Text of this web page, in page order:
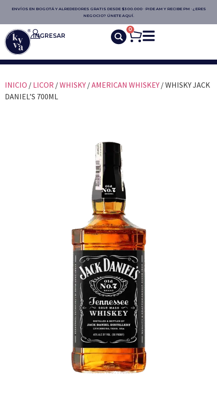
ENVÍOS EN BOGOTÁ Y ALREDEDORES GRATIS DESDE $300.000 · PIDE AM Y RECIBE PM · ¿ERES
NEGOCIO? ÚNETE AQUÍ.
INGRESAR
0
INICIO / LICOR /WHISKY /AMERICAN WHISKEY / WHISKY JACK
DANIEL’S 700ML